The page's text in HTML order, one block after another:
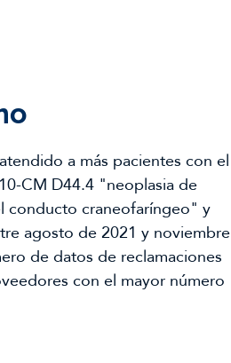
a más pacientes con el
CM D44.4 "neoplasia de
conducto craneofaríngeo" y
agosto de 2021 y noviembre
de datos de reclamaciones
con el mayor número